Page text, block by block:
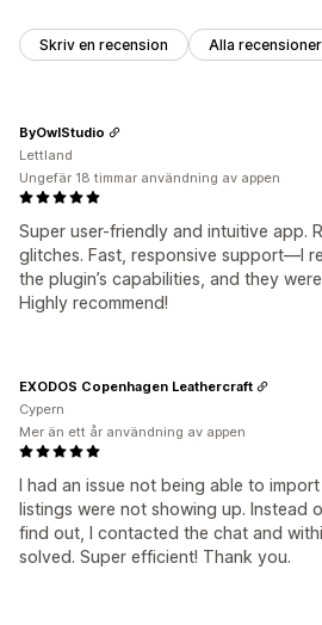
Skriv en recension Alla recensioner
Super user-friendly and intuitive app.
glitches. Fast, responsive support—I
the plugin’s capabilities, and they
Highly recommend!
ByOwlStudio
Lettland
Ungefär 18 timmar användning av appen
I had an issue not being able to
listings were not showing up. Instead
find out, I contacted the chat and
solved. Super efficient! Thank you.
EXODOS Copenhagen Leathercraft
Cypern
Mer än ett år användning av appen